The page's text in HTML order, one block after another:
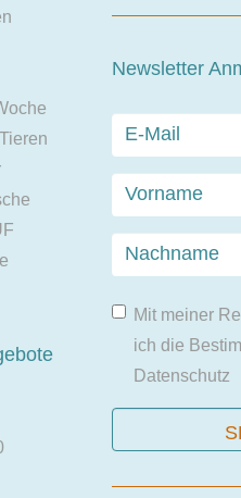
Newsletter
Mit meiner
ich die
Datenschutz